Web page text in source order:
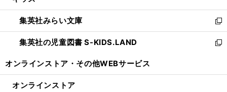
開
く
ウ
で
開
く
ン
ド
ウ
で
ウ
ィ
ン
ド
開
集英社みらい文庫
新
し
い
ン
集英社の児童図書 S-KIDS.LAND
新
ウ
オンラインストア・ その他WEBサービス
オンラインストア